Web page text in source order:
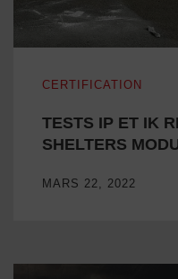
CERTIFICATION
TESTS IP ET IK
SHELTERS
MARS 22, 2022